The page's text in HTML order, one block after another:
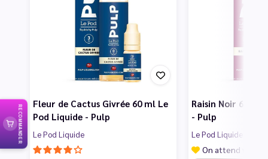
Fleur de Cactus Givrée 60 ml Le
Pod Liquide - Pulp
Le Pod Liquide
Raisin Noir 60 ml
- Pulp
Le Pod Liquide
On attend vos
RECOMMANDER